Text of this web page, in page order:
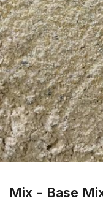
Mix - Base